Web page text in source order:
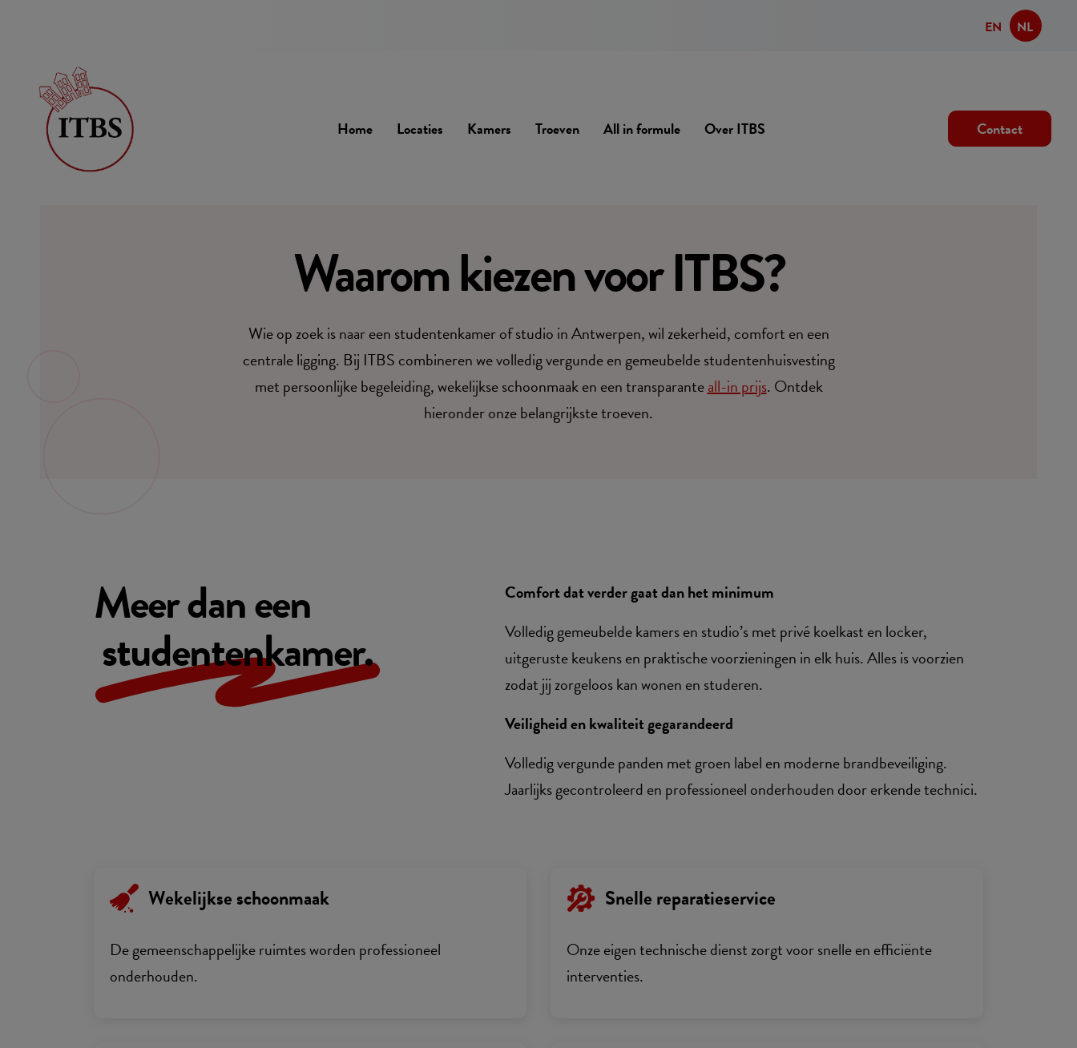
EN NL
Contact
Home Locaties Kamers Troeven All in formule Over ITBS
Waarom kiezen voor ITBS?
Wie op zoek is naar een studentenkamer of studio in Antwerpen, wil zekerheid, comfort en een
centrale ligging. Bij ITBS combineren we volledig vergunde en gemeubelde studentenhuisvesting
met persoonlijke begeleiding, wekelijkse schoonmaak en een transparanteall-in prijs. Ontdek
hieronder onze belangrijkste troeven.
Meer dan een
studentenkamer.
Comfort dat verder gaat dan het minimum
Volledig gemeubelde kamers en studio’s met privé koelkast en locker,
uitgeruste keukens en praktische voorzieningen in elk huis. Alles is voorzien
zodat jij zorgeloos kan wonen en studeren.
Veiligheid en kwaliteit gegarandeerd
Volledig vergunde panden met groen label en moderne brandbeveiliging.
Jaarlijks gecontroleerd en professioneel onderhouden door erkende technici.
Wekelijkse schoonmaak
De gemeenschappelijke ruimtes worden professioneel
onderhouden.
Snelle reparatieservice
Onze eigen technische dienst zorgt voor snelle en efficiënte
interventies.